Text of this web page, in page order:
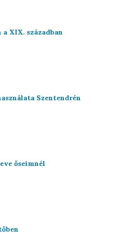
a XIX. században
Szentendrén
őseimnél